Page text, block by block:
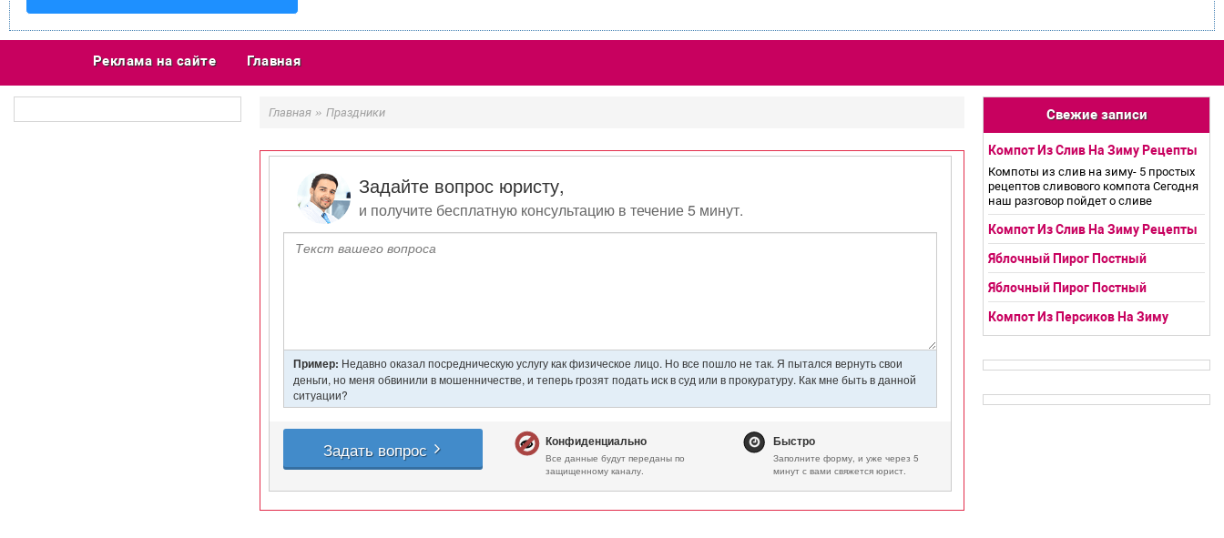
Реклама на сайте Главная
Главная » Праздники Свежие записи
Компот Из Слив На Зиму Рецепты
Компоты из слив на зиму- 5 простых
рецептов сливового компота Сегодня
наш разговор пойдет о сливе
Компот Из Слив На Зиму Рецепты
Яблочный Пирог Постный
Яблочный Пирог Постный
Компот Из Персиков На Зиму